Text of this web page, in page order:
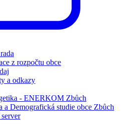
z rozpočtu obce
a odkazy
- ENERKOM Zbůch
a Demografická studie obce Zbůch